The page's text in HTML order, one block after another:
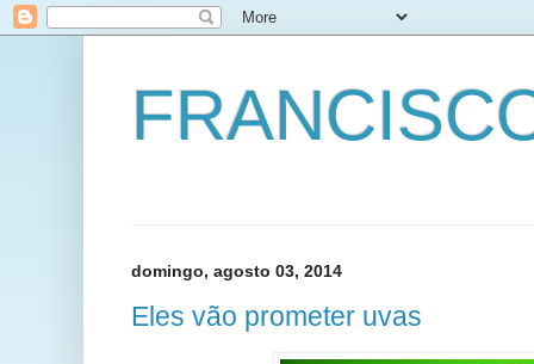
domingo, agosto 03, 2014
Eles vão prometer uvas